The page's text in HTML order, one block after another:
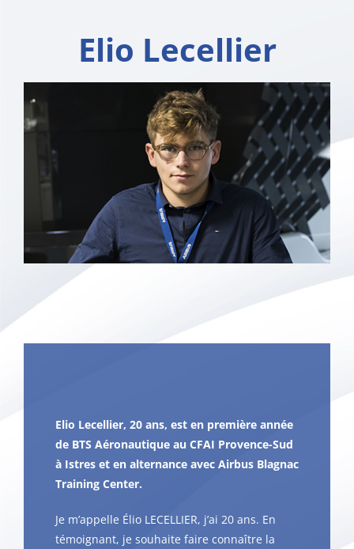
Elio Lecellier
Elio Lecellier, 20 ans, est en première année
de BTS Aéronautique au CFAI Provence-Sud
à Istres et en alternance avec Airbus Blagnac
Training Center.
Je m’appelle Élio LECELLIER, j’ai 20 ans. En
témoignant, je souhaite faire connaître la